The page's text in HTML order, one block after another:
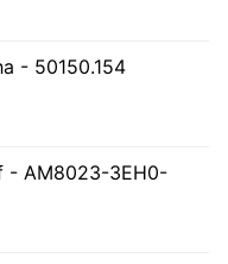
- 50150.154
- AM8023-3EH0-